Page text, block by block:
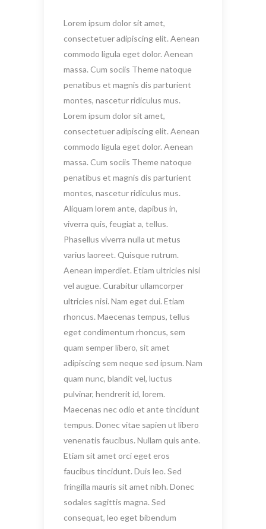
Lorem ipsum dolor sit amet,
consectetuer adipiscing elit. Aenean
commodo ligula eget dolor. Aenean
massa. Cum sociis Theme natoque
penatibus et magnis dis parturient
montes, nascetur ridiculus mus.
Lorem ipsum dolor sit amet,
consectetuer adipiscing elit. Aenean
commodo ligula eget dolor. Aenean
massa. Cum sociis Theme natoque
penatibus et magnis dis parturient
montes, nascetur ridiculus mus.
Aliquam lorem ante, dapibus in,
viverra quis, feugiat a, tellus.
Phasellus viverra nulla ut metus
varius laoreet. Quisque rutrum.
Aenean imperdiet. Etiam ultricies nisi
vel augue. Curabitur ullamcorper
ultricies nisi. Nam eget dui. Etiam
rhoncus. Maecenas tempus, tellus
eget condimentum rhoncus, sem
quam semper libero, sit amet
adipiscing sem neque sed ipsum. Nam
quam nunc, blandit vel, luctus
pulvinar, hendrerit id, lorem.
Maecenas nec odio et ante tincidunt
tempus. Donec vitae sapien ut libero
venenatis faucibus. Nullam quis ante.
Etiam sit amet orci eget eros
faucibus tincidunt. Duis leo. Sed
fringilla mauris sit amet nibh. Donec
sodales sagittis magna. Sed
consequat, leo eget bibendum